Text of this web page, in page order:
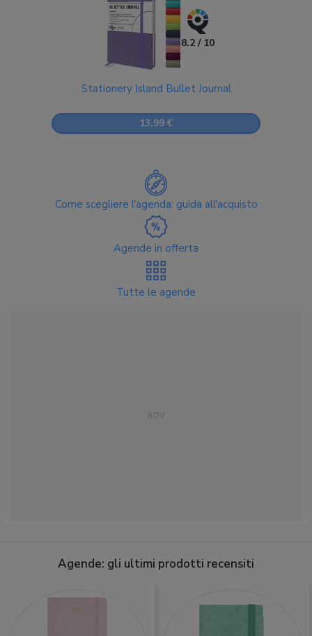
8.2 / 10
Stationery Island Bullet Journal
13,99 €
Come scegliere l'agenda: guida all'acquisto
Agende in offerta
Tutte le agende
Agende: gli ultimi prodotti recensiti